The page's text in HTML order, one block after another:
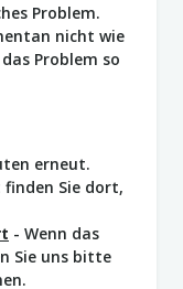
Problem.
nicht wie
Problem so
erneut.
finden Sie dort,
- Wenn das
Sie uns bitte